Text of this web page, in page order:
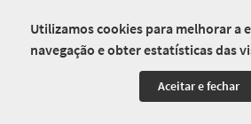
Utilizamos cookies para melhorar a
navegação e obter estatísticas das
Aceitar e fechar